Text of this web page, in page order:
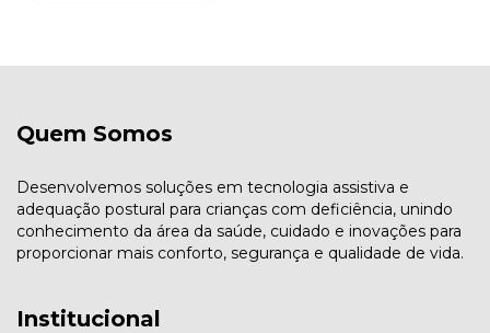
Quem Somos
Desenvolvemos soluções em tecnologia assistiva e
adequação postural para crianças com deficiência, unindo
conhecimento da área da saúde, cuidado e inovações para
proporcionar mais conforto, segurança e qualidade de vida.
Institucional